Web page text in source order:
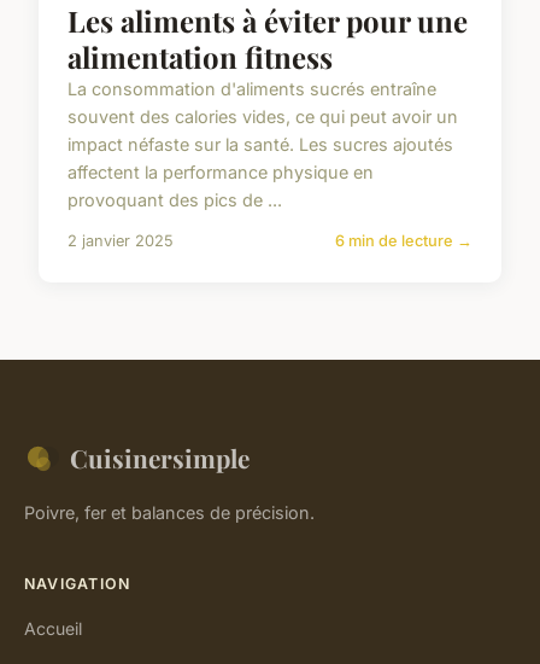
Les aliments à éviter pour une
alimentation fitness
La consommation d'aliments sucrés entraîne
souvent des calories vides, ce qui peut avoir un
impact néfaste sur la santé. Les sucres ajoutés
affectent la performance physique en
provoquant des pics de ...
2 janvier 2025 6 min de lecture →
Cuisinersimple
Poivre, fer et balances de précision.
NAVIGATION
Accueil